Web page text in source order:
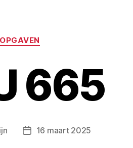
Categorieën
OPGAVEN
665
Berichtdatum
16 maart 2025